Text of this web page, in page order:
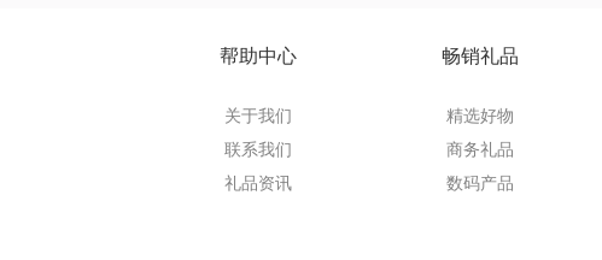
六神
帮助中心
关于我们
联系我们
礼品资讯
畅销礼品
精选好物
商务礼品
数码产品